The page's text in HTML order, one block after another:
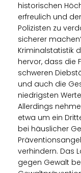
historischen
erfreulich und
Polizisten zu
sicherer
Kriminalstatistik
hervor, dass die
schweren
und auch die
niedrigsten
Allerdings
etwa um ein
bei häuslicher
verhindern. Das
gegen Gewalt